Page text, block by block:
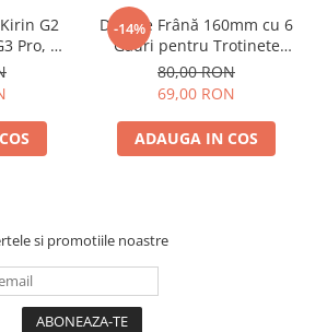
G2
Pro, G4
sau
-14%
Disc de Frână 160mm cu 6
Găuri pentru Trotinete
Electrice KuKirin G4 (Model
2025) și KuKirin G2 –
Performanță Premium
80,00 RON
69,00 RON
ADAUGA IN COS
si promotiile noastre